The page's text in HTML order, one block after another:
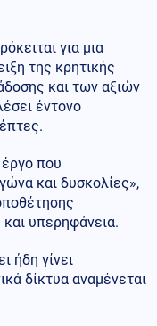
για μια
της κρητικής
και των αξιών
έντονο
που
και δυσκολίες»,
υπερηφάνεια.
ήδη γίνει
δίκτυα αναμένεται